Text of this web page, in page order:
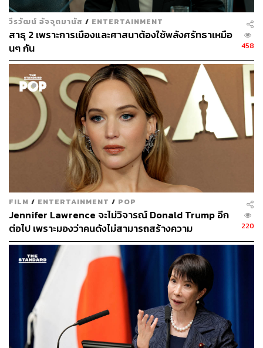
09.01 น. รุ้ง-ปนัสยา สิทธิจิรวัฒนกุล ให้สัมภาษณ์หลังยื่น
หนังสือกับ ผบช.น. ว่า ไม่ค่อยพอใจกับการเจรจา ซึ่งหากไม่มี
การดำเนินการใดๆ ก็คงจะได้เห็นกัน
วีรวัฒน์ อัจจุตมานัส / ENTERTAINMENT
สาธุ 2 เพราะการเมืองและศาสนาต้องใช้พลังศรัทธาเหมือ
นๆ กัน
458
FILM / ENTERTAINMENT / POP
Jennifer Lawrence จะไม่วิจารณ์ Donald Trump อีก
ต่อไป เพราะมองว่าคนดังไม่สามารถสร้างความ
เปลี่ยนแปลงได้จริง
220